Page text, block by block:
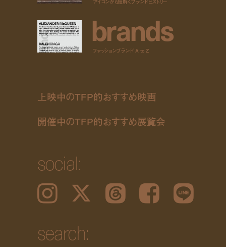
brands
ファッションブランド A to Z
上映中のTFP的おすすめ映画
開催中のTFP的おすすめ展覧会
social:
Instagram 𝕏 Threads Facebook LINE
search: